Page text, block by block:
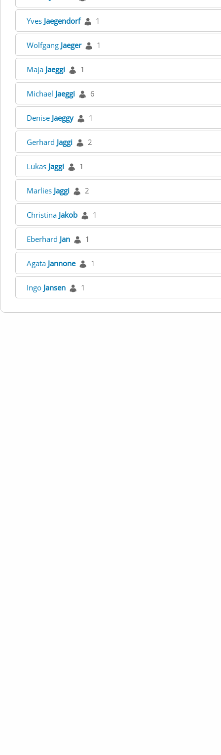
Yves Jaegendorf 1
Wolfgang Jaeger 1
Maja Jaeggi 1
Michael Jaeggi 6
Denise Jaeggy 1
Gerhard Jaggi 2
Lukas Jaggi 1
Marlies Jaggi 2
Christina Jakob 1
Eberhard Jan 1
Agata Jannone 1
Ingo Jansen 1